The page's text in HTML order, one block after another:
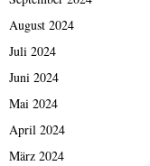
August 2024
Juli 2024
Juni 2024
Mai 2024
April 2024
März 2024